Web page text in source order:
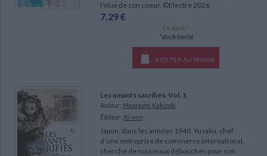
l'élue de son coeur. ©Electre 2026
7,29 €
En stock *
*stock limité
AJOUTER AU PANIER
Les amants sacrifiés. Vol. 1
Auteur : Masasumi Kakizaki
Éditeur : Ki-oon
Japon, dans les années 1940. Yusaku, chef
d'une entreprise de commerce international,
cherche de nouveaux débouchés pour son